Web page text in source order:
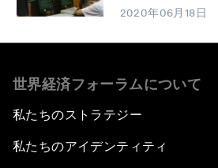
2020年06月18日
世界経済フォーラムについて
私たちのストラテジー
私たちのアイデンティティ